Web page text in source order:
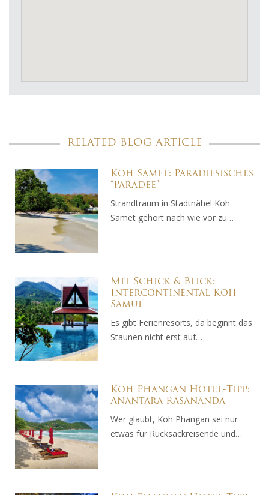
RELATED BLOG ARTICLE
Koh Samet: Paradiesisches
“Paradee”
Strandtraum in Stadtnähe! Koh
Samet gehört nach wie vor zu…
Mit Schick & Blick:
Intercontinental Koh
Samui
Es gibt Ferienresorts, da beginnt das
Staunen nicht erst auf…
Koh Phangan Hotel-Tipp:
Anantara Rasananda
Wer glaubt, Koh Phangan sei nur
etwas für Rucksackreisende und…